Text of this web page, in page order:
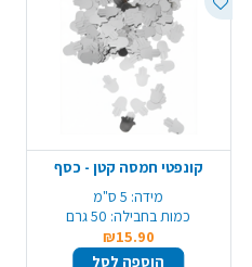
קונפטי חמסה קטן - כסף
מידה: 5 ס"מ
כמות בחבילה: 50 גרם
₪15.90
הוספה לסל